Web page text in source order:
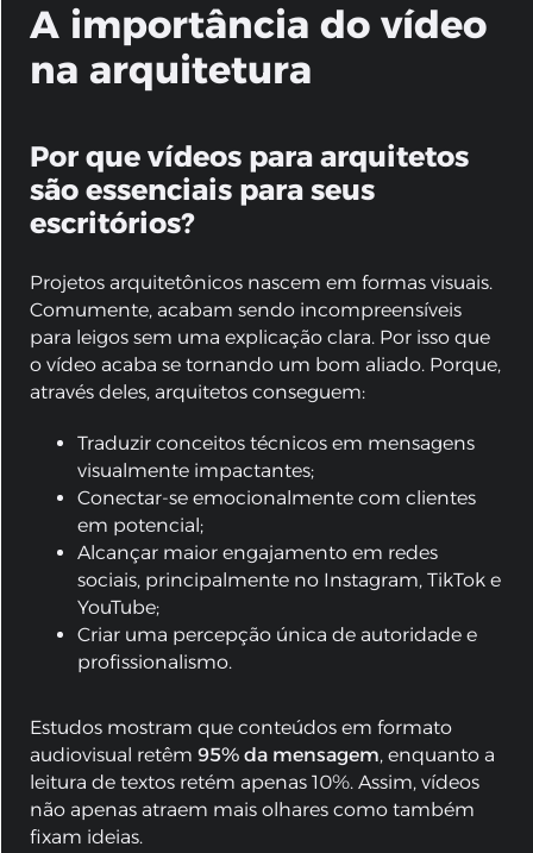
A importância do vídeo
na arquitetura
Por que vídeos para arquitetos
são essenciais para seus
escritórios?
Projetos arquitetônicos nascem em formas visuais.
Comumente, acabam sendo incompreensíveis
para leigos sem uma explicação clara. Por isso que
o vídeo acaba se tornando um bom aliado. Porque,
através deles, arquitetos conseguem:
Traduzir conceitos técnicos em mensagens
visualmente impactantes;
Conectar-se emocionalmente com clientes
em potencial;
Alcançar maior engajamento em redes
sociais, principalmente no Instagram, TikTok e
YouTube;
Criar uma percepção única de autoridade e
profissionalismo.
Estudos mostram que conteúdos em formato
audiovisual retêm 95% da mensagem, enquanto a
leitura de textos retém apenas 10%. Assim, vídeos
não apenas atraem mais olhares como também
fixam ideias.